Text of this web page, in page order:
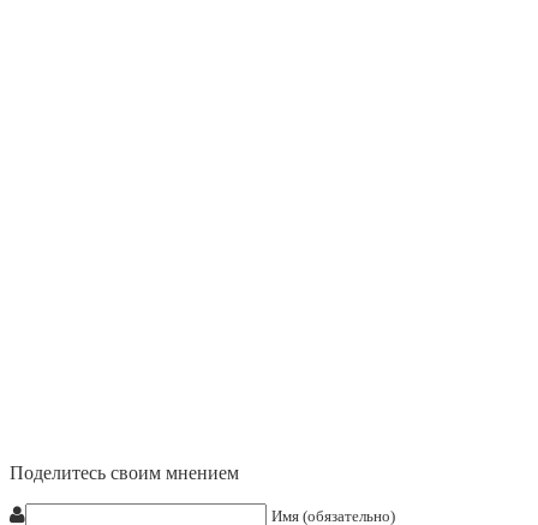
Поделитесь своим мнением
Имя (обязательно)